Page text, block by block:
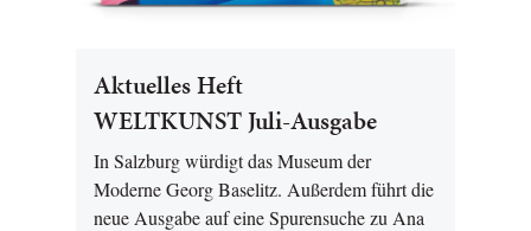
Aktuelles Heft
WELTKUNST Juli-Ausgabe
In Salzburg würdigt das Museum der
Moderne Georg Baselitz. Außerdem führt die
neue Ausgabe auf eine Spurensuche zu Ana